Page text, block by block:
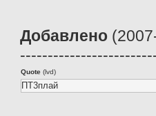
Добавлено
Quote(lvd)
ПТ3плай